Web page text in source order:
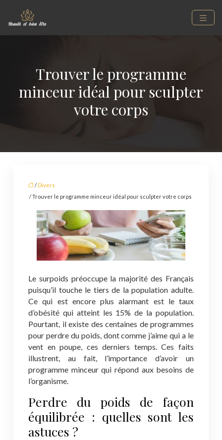
Trouver le programme
minceur idéal pour sculpter
votre corps
/ Divers
/ Trouver le programme minceur idéal pour sculpter votre corps
Le surpoids préoccupe la majorité des Français
puisqu’il touche le tiers de la population adulte.
Ce qui est encore plus alarmant est le taux
d’obésité qui atteint les 15% de la population.
Pourtant, il existe des centaines de programmes
pour perdre du poids, dont comme j’aime qui a le
vent en poupe, ces derniers temps. Ces faits
illustrent, au fait, l’importance d’avoir un
programme minceur qui répond aux besoins de
l’organisme.
Perdre du poids de façon
équilibrée : quelles sont les
astuces ?